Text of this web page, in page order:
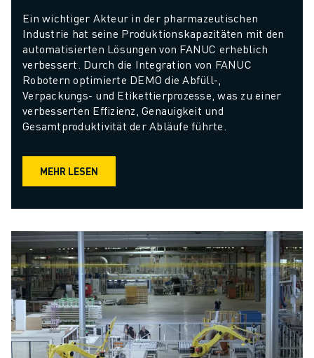
Ein wichtiger Akteur in der pharmazeutischen
Industrie hat seine Produktionskapazitäten mit den
automatisierten Lösungen von FANUC erheblich
verbessert. Durch die Integration von FANUC
Robotern optimierte DEMO die Abfüll-,
Verpackungs- und Etikettierprozesse, was zu einer
verbesserten Effizienz, Genauigkeit und
Gesamtproduktivität der Abläufe führte.
MEHR LESEN